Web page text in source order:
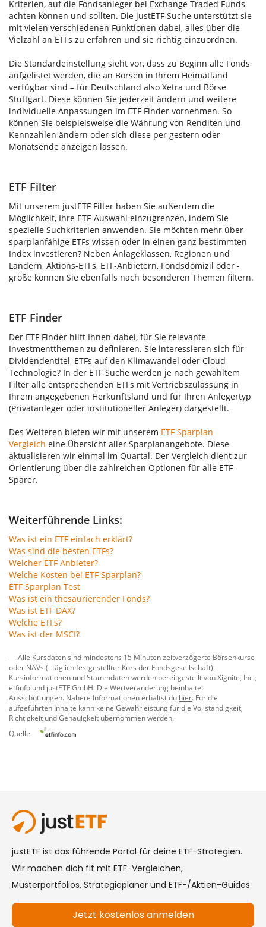
Kriterien, auf die Fondsanleger bei Exchange Traded Funds
achten können und sollten. Die justETF Suche unterstützt sie
mit vielen verschiedenen Funktionen dabei, alles über die
Vielzahl an ETFs zu erfahren und sie richtig einzuordnen.
Die Standardeinstellung sieht vor, dass zu Beginn alle Fonds
aufgelistet werden, die an Börsen in Ihrem Heimatland
verfügbar sind – für Deutschland also Xetra und Börse
Stuttgart. Diese können Sie jederzeit ändern und weitere
individuelle Anpassungen im ETF Finder vornehmen. So
können Sie beispielsweise die Währung von Renditen und
Kennzahlen ändern oder sich diese per gestern oder
Monatsende anzeigen lassen.
ETF Filter
Mit unserem justETF Filter haben Sie außerdem die
Möglichkeit, Ihre ETF-Auswahl einzugrenzen, indem Sie
spezielle Suchkriterien anwenden. Sie möchten mehr über
sparplanfähige ETFs wissen oder in einen ganz bestimmten
Index investieren? Neben Anlageklassen, Regionen und
Ländern, Aktions-ETFs, ETF-Anbietern, Fondsdomizil oder -
größe können Sie ebenfalls nach besonderen Themen filtern.
ETF Finder
Der ETF Finder hilft Ihnen dabei, für Sie relevante
Investmentthemen zu definieren. Sie interessieren sich für
Dividendentitel, ETFs auf den Klimawandel oder Cloud-
Technologie? In der ETF Suche werden je nach gewähltem
Filter alle entsprechenden ETFs mit Vertriebszulassung in
Ihrem angegebenen Herkunftsland und für Ihren Anlegertyp
(Privatanleger oder institutioneller Anleger) dargestellt.
Des Weiteren bieten wir mit unserem ETF Sparplan
Vergleich eine Übersicht aller Sparplanangebote. Diese
aktualisieren wir einmal im Quartal. Der Vergleich dient zur
Orientierung über die zahlreichen Optionen für alle ETF-
Sparer.
Weiterführende Links:
Was ist ein ETF einfach erklärt?
Was sind die besten ETFs?
Welcher ETF Anbieter?
Welche Kosten bei ETF Sparplan?
ETF Sparplan Test
Was ist ein thesaurierender Fonds?
Was ist ETF DAX?
Welche ETFs?
Was ist der MSCI?
— Alle Kursdaten sind mindestens 15 Minuten zeitverzögerte Börsenkurse
oder NAVs (=täglich festgestellter Kurs der Fondsgesellschaft).
Kursinformationen und Stammdaten werden bereitgestellt vonXignite, Inc.
etfinfo und justETF GmbH. Die Wertveränderung beinhaltet
Ausschüttungen. Nähere Informationen erhältst du hier. Für die
aufgeführten Inhalte kann keine Gewährleistung für die Vollständigkeit,
Richtigkeit und Genauigkeit übernommen werden.
Quelle: